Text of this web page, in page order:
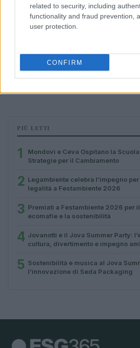
related to security, including
functionality and fraud prevention,
user protection.
CONFIRM
Premiati a Festambiente 2026 per
ecomafie e la sostenibilità
PIÙ LETTI
1
Mondovì e Ceva Ospitano la
Strategie per il Cambiamento
2 Legambiente celebra l’impegno per
legalità a Festambiente 2026
3 Premiati a Festambiente 2026 per
ecomafie e la sostenibilità
4 Jovanotti e il Jova Summer Party:
cultura, divertimento e impegno
5 Sostenibilità e musica al Jova
l’innovazione di Seda Packaging